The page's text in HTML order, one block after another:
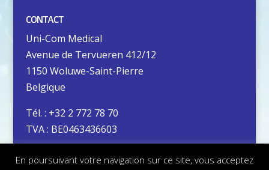
CONTACT
Uni-Com Medical
Avenue de Tervueren 412/12
1150 Woluwe-Saint-Pierre
Belgique
Tél. : +32 2 772 78 70
TVA : BE0463436603
Vie privée
En poursuivant votre navigation sur ce site, vous acceptez